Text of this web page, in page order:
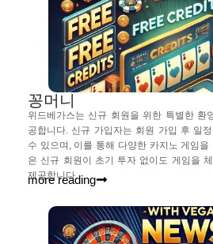
꽁머니
위드베가스는 신규 회원을 위한 특별한 환
공합니다. 신규 가입자는 회원 가입 후 일
수 있으며, 이를 통해 다양한 카지노 게임
은 신규 회원이 초기 투자 없이도 게임을
제공합니다.
more reading